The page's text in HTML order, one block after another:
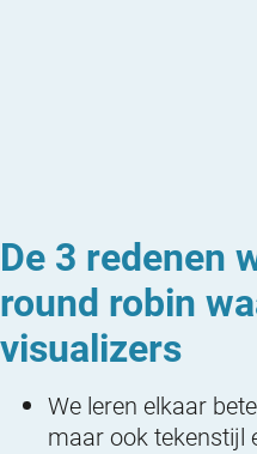
De 3 redenen
round robin
visualizers
We leren elkaar
maar ook tekenstijl